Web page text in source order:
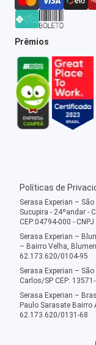
Prêmios
Políticas de
Serasa Experian –
Sucupira - 24ºandar -
CEP:04794-000 -
Serasa Experian –
– Bairro Velha,
62.173.620/0104-95
Serasa Experian –
Carlos/SP CEP:
Serasa Experian –
Paulo Sarasate Bairro
62.173.620/0131-68